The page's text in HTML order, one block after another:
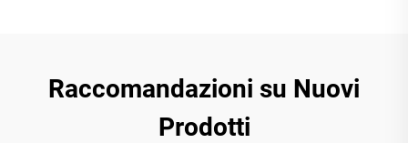
Raccomandazioni su Nuovi
Prodotti